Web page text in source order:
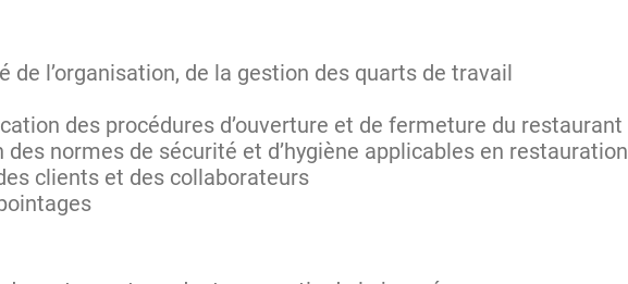
de l’organisation, de la gestion des quarts de travail
des procédures d’ouverture et de fermeture du restaurant
des normes de sécurité et d’hygiène applicables en restauration
clients et des collaborateurs